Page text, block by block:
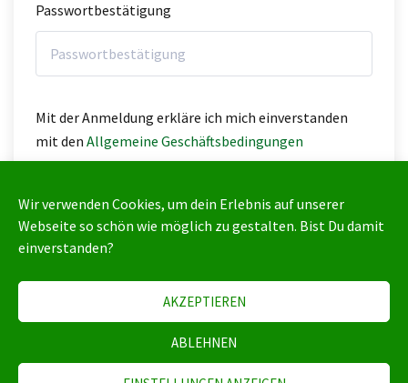
Wir verwenden Cookies, um dein Erlebnis auf unserer
Webseite so schön wie möglich zu gestalten. Bist Du damit
einverstanden?
AKZEPTIEREN
ABLEHNEN
Passwortbestätigung
Mit der Anmeldung erkläre ich mich einverstanden
mit den Allgemeine Geschäftsbedingungen